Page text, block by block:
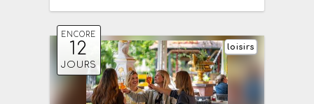
ENCORE
12
JOURS
loisirs